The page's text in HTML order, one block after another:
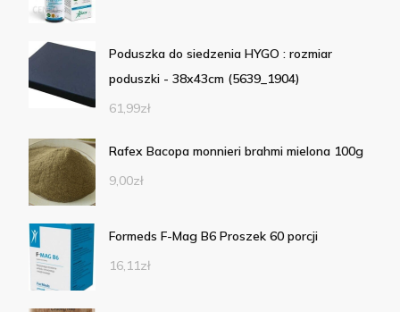
Poduszka do siedzenia HYGO : rozmiar
poduszki - 38x43cm (5639_1904)
61,99zł
Rafex Bacopa monnieri brahmi mielona 100g
9,00zł
Formeds F-Mag B6 Proszek 60 porcji
16,11zł